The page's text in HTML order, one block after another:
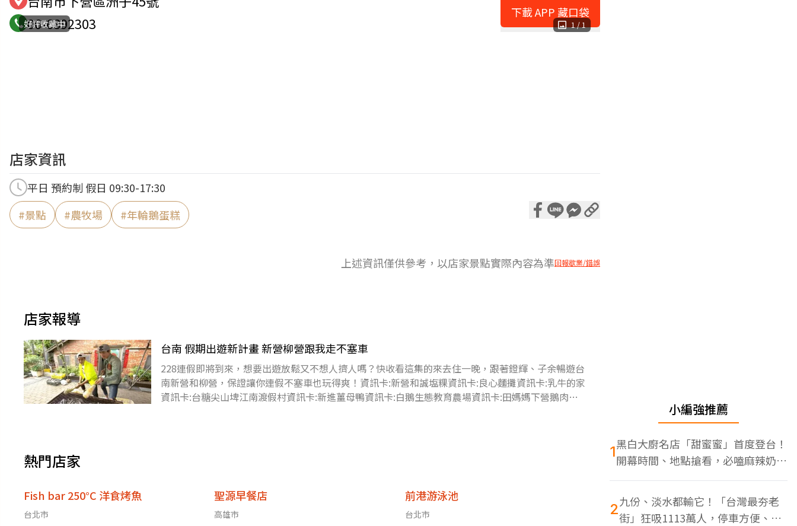
1 / 1
好評收藏中
06-6892303
店家資訊
平日 預約制 假日 09:30-17:30
#景點 #農牧場 #年輪鵝蛋糕
下載 APP 藏口袋
上述資訊僅供參考，以店家景點實際內容為準回報歇業/錯誤
店家報導
台南 假期出遊新計畫 新營柳營跟我走不塞車
228連假即將到來，想要出遊放鬆又不想人擠人嗎？快收看這集的來去住一晚，跟著鐙輝、子余暢遊台
南新營和柳營，保證讓你連假不塞車也玩得爽！資訊卡:新營和誠塩粿資訊卡:良心麵攤資訊卡:乳牛的家
資訊卡:台糖尖山埤江南渡假村資訊卡:新進薑母鴨資訊卡:白鵝生態教育農場資訊卡:田媽媽下營鵝肉美
熱門店家
Fish bar 250°C 洋食烤魚
台北市
聖源早餐店
高雄市
前港游泳池
台北市
小編強推薦
1黑白大廚名店「甜蜜蜜」首度登台！
開幕時間、地點搶看，必嗑麻辣奶油
蝦
2九份、淡水都輸它！「台灣最夯老
街」狂吸1113萬人，停車方便、特